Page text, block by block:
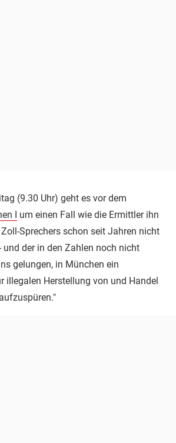
(9.30 Uhr) geht es vor dem
I um einen Fall wie die Ermittler ihn
Sprechers schon seit Jahren nicht
und der in den Zahlen noch nicht
gelungen, in München ein
illegalen Herstellung von und Handel